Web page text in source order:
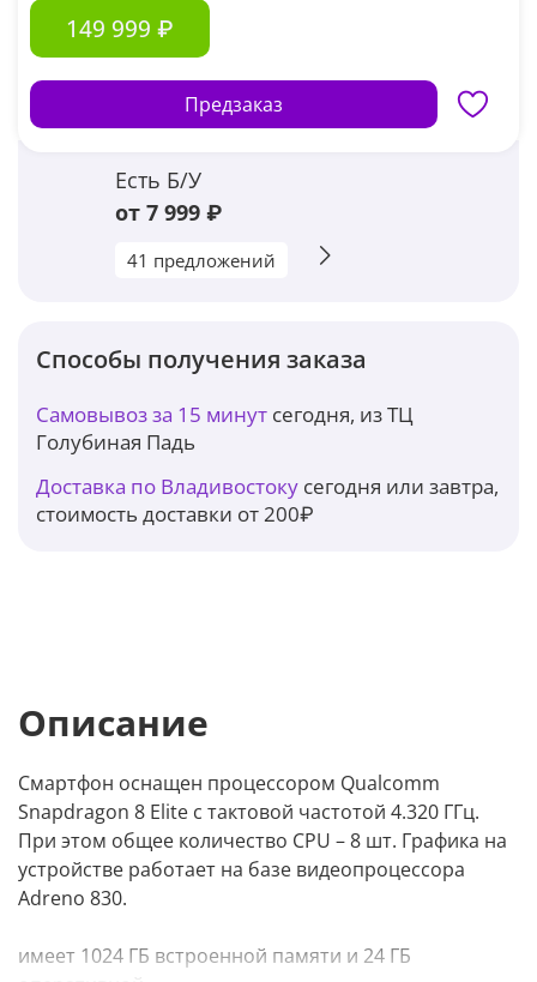
149 999 ₽
Предзаказ
Есть Б/У
от 7 999 ₽
41 предложений
Способы получения заказа
Самовывоз за 15 минут сегодня, из ТЦ
Голубиная Падь
Доставка по Владивостоку сегодня или завтра,
стоимость доставки от 200₽
Описание
Смартфон оснащен процессором Qualcomm
Snapdragon 8 Elite с тактовой частотой 4.320 ГГц.
При этом общее количество CPU – 8 шт. Графика на
устройстве работает на базе видеопроцессора
Adreno 830.
имеет 1024 ГБ встроенной памяти и 24 ГБ